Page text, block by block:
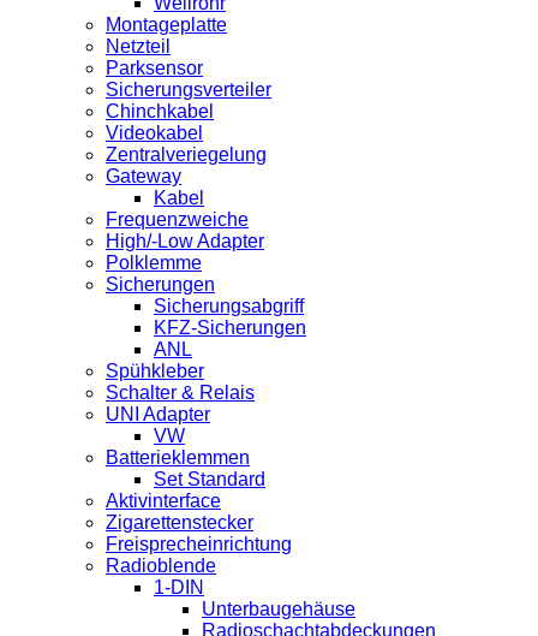
Montageplatte
Netzteil
Parksensor
Sicherungsverteiler
Chinchkabel
Videokabel
Zentralveriegelung
Gateway
Kabel
Frequenzweiche
High/-Low Adapter
Polklemme
Sicherungen
Sicherungsabgriff
KFZ-Sicherungen
ANL
Spühkleber
Schalter & Relais
UNI Adapter
VW
Batterieklemmen
Set Standard
Aktivinterface
Zigarettenstecker
Freisprecheinrichtung
Radioblende
1-DIN
Unterbaugehäuse
Radioschachtabdeckungen